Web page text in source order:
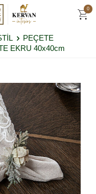
0
PEÇETE
EKRU 40x40cm